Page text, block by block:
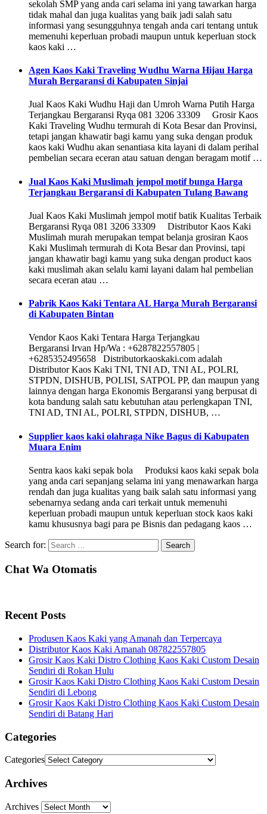
sekolah SMP yang anda cari selama ini yang tawarkan harga
tidak mahal dan juga kualitas yang baik jadi salah satu
informasi yang sesungguhnya tengah anda cari tentang untuk
memenuhi keperluan probadi maupun untuk keperluan stock
kaos kaki …
Agen Kaos Kaki Traveling Wudhu Warna Hijau Harga
Murah Bergaransi di Kabupaten Sinjai
Jual Kaos Kaki Wudhu Haji dan Umroh Warna Putih Harga
Terjangkau Bergaransi Ryqa 081 3206 33309 Grosir Kaos
Kaki Traveling Wudhu termurah di Kota Besar dan Provinsi,
tetapi jangan khawatir bagi kamu yang suka dengan produk
kaos kaki Wudhu akan senantiasa kita layani di dalam perihal
pembelian secara eceran atau satuan dengan beragam motif …
Jual Kaos Kaki Muslimah jempol motif bunga Harga
Terjangkau Bergaransi di Kabupaten Tulang Bawang
Jual Kaos Kaki Muslimah jempol motif batik Kualitas Terbaik
Bergaransi Ryqa 081 3206 33309 Distributor Kaos Kaki
Muslimah murah merupakan tempat belanja grosiran Kaos
Kaki Muslimah termurah di Kota Besar dan Provinsi, tapi
jangan khawatir bagi kamu yang suka dengan product kaos
kaki muslimah akan selalu kami layani dalam hal pembelian
secara eceran atau …
Pabrik Kaos Kaki Tentara AL Harga Murah Bergaransi
di Kabupaten Bintan
Vendor Kaos Kaki Tentara Harga Terjangkau
Bergaransi Irvan Hp/Wa : +6287822557805 |
+6285352495658 Distributorkaoskaki.com adalah
Distributor Kaos Kaki TNI, TNI AD, TNI AL, POLRI,
STPDN, DISHUB, POLISI, SATPOL PP, dan maupun yang
lainnya dengan harga Ekonomis Bergaransi yang berpusat di
kota bandung salah satu kebutuhan atau perlengkapan TNI,
TNI AD, TNI AL, POLRI, STPDN, DISHUB, …
Supplier kaos kaki olahraga Nike Bagus di Kabupaten
Muara Enim
Sentra kaos kaki sepak bola Produksi kaos kaki sepak bola
yang anda cari sepanjang selama ini yang menawarkan harga
rendah dan juga kualitas yang baik salah satu informasi yang
sebenarnya sedang anda cari terkait untuk memenuhi
keperluan probadi maupun untuk keperluan stock kaos kaki
kamu khususnya bagi para pe Bisnis dan pedagang kaos …
Search for:
Chat Wa Otomatis
Recent Posts
Produsen Kaos Kaki yang Amanah dan Terpercaya
Distributor Kaos Kaki Amanah 087822557805
Grosir Kaos Kaki Distro Clothing Kaos Kaki Custom Desain
Sendiri di Rokan Hulu
Grosir Kaos Kaki Distro Clothing Kaos Kaki Custom Desain
Sendiri di Lebong
Grosir Kaos Kaki Distro Clothing Kaos Kaki Custom Desain
Sendiri di Batang Hari
Categories
Categories
Archives
Archives